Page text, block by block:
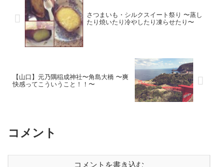
さつまいも・シルクスイート祭り 〜蒸し
たり焼いたり冷やしたり凍らせたり〜
【山口】元乃隅稲成神社〜角島大橋 〜爽
快感ってこういうこと！！〜
コメント
コメントを書き込む